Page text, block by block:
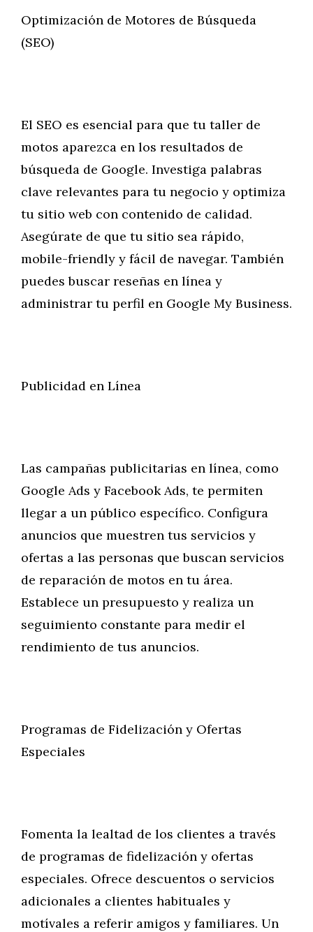
Optimización de Motores de Búsqueda
(SEO)
El SEO es esencial para que tu taller de
motos aparezca en los resultados de
búsqueda de Google. Investiga palabras
clave relevantes para tu negocio y optimiza
tu sitio web con contenido de calidad.
Asegúrate de que tu sitio sea rápido,
mobile-friendly y fácil de navegar. También
puedes buscar reseñas en línea y
administrar tu perfil en Google My Business.
Publicidad en Línea
Las campañas publicitarias en línea, como
Google Ads y Facebook Ads, te permiten
llegar a un público específico. Configura
anuncios que muestren tus servicios y
ofertas a las personas que buscan servicios
de reparación de motos en tu área.
Establece un presupuesto y realiza un
seguimiento constante para medir el
rendimiento de tus anuncios.
Programas de Fidelización y Ofertas
Especiales
Fomenta la lealtad de los clientes a través
de programas de fidelización y ofertas
especiales. Ofrece descuentos o servicios
adicionales a clientes habituales y
motívales a referir amigos y familiares. Un